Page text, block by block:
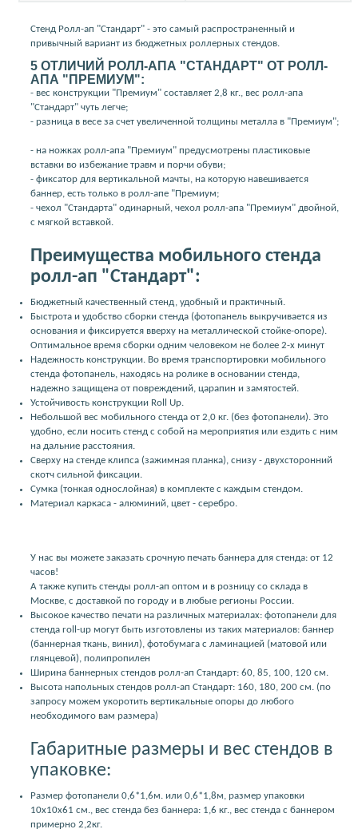
Стенд Ролл-ап "Стандарт" - это самый распространенный и
привычный вариант из бюджетных роллерных стендов.
5 ОТЛИЧИЙ РОЛЛ-АПА "СТАНДАРТ" ОТ РОЛЛ-
АПА "ПРЕМИУМ":
- вес конструкции "Премиум" составляет 2,8 кг., вес ролл-апа
"Стандарт" чуть легче;
- разница в весе за счет увеличенной толщины металла в "Премиум";
- на ножках ролл-апа "Премиум" предусмотрены пластиковые
вставки во избежание травм и порчи обуви;
- фиксатор для вертикальной мачты, на которую навешивается
баннер, есть только в ролл-апе "Премиум;
- чехол "Стандарта" одинарный, чехол ролл-апа "Премиум" двойной,
с мягкой вставкой.
Преимущества мобильного стенда
ролл-ап "Стандарт":
Бюджетный качественный стенд, удобный и практичный.
Быстрота и удобство сборки стенда (фотопанель выкручивается из
основания и фиксируется вверху на металлической стойке-опоре).
Оптимальное время сборки одним человеком не более 2-х минут
Надежность конструкции. Во время транспортировки мобильного
стенда фотопанель, находясь на ролике в основании стенда,
надежно защищена от повреждений, царапин и замятостей.
Устойчивость конструкции Roll Up.
Небольшой вес мобильного стенда от 2,0 кг. (без фотопанели). Это
удобно, если носить стенд с собой на мероприятия или ездить с ним
на дальние расстояния.
Сверху на стенде клипса (зажимная планка), снизу - двухсторонний
скотч сильной фиксации.
Сумка (тонкая однослойная) в комплекте с каждым стендом.
Материал каркаса - алюминий, цвет - серебро.
У нас вы можете заказать срочную печать баннера для стенда: от 12
часов!
А также купить стенды ролл-ап оптом и в розницу со склада в
Москве, с доставкой по городу и в любые регионы России.
Высокое качество печати на различных материалах: фотопанели для
стенда roll-up могут быть изготовлены из таких материалов: баннер
(баннерная ткань, винил), фотобумага с ламинацией (матовой или
глянцевой), полипропилен
Ширина баннерных стендов ролл-ап Стандарт: 60, 85, 100, 120 см.
Высота напольных стендов ролл-ап Стандарт: 160, 180, 200 см. (по
запросу можем укоротить вертикальные опоры до любого
необходимого вам размера)
Габаритные размеры и вес стендов в
упаковке:
Размер фотопанели 0,6*1,6м. или 0,6*1,8м, размер упаковки
10x10x61 см., вес стенда без баннера: 1,6 кг., вес стенда с баннером
примерно 2,2кг.